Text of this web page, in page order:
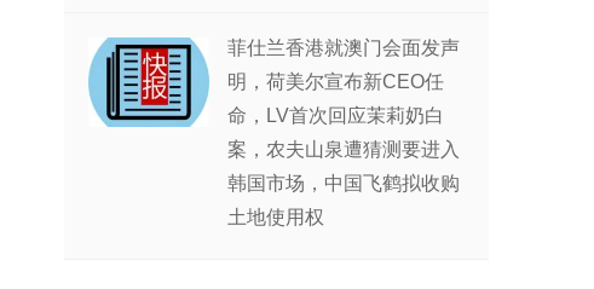
菲仕兰香港就澳门会面发声
明，荷美尔宣布新CEO任
命，LV首次回应茉莉奶白
案，农夫山泉遭猜测要进入
韩国市场，中国飞鹤拟收购
土地使用权